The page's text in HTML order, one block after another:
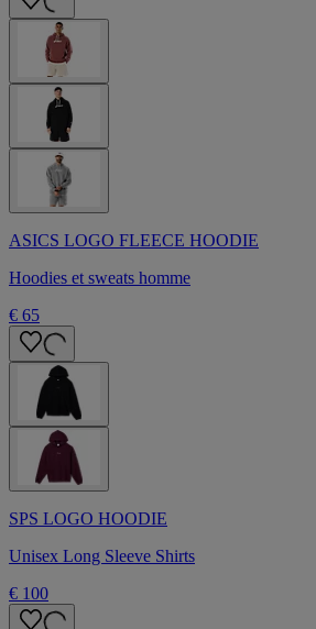
ASICS LOGO FLEECE HOODIE
Hoodies et sweats homme
€ 65
SPS LOGO HOODIE
Unisex Long Sleeve Shirts
€ 100